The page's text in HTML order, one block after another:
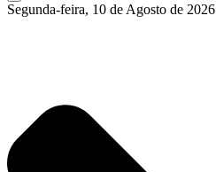
Segunda-feira, 10 de Agosto de 2026